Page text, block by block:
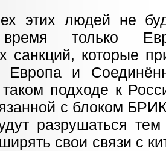
этих людей не
время только
санкций, которые
Европа и
таком подходе к
с блоком
разрушаться
свои связи с